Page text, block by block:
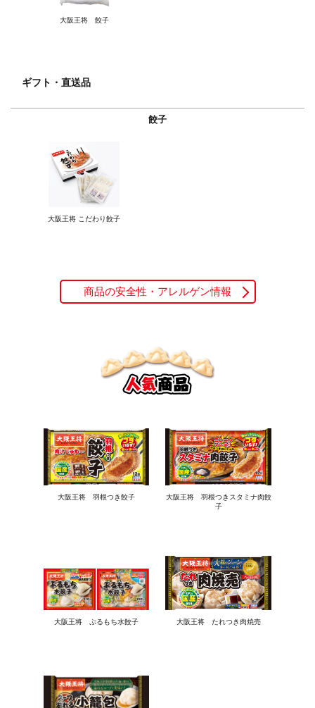
大阪王将 餃子
ギフト・直送品
餃子
大阪王将 こだわり餃子
商品の安全性・アレルゲン情報
大阪王将 羽根つき餃子
大阪王将 羽根つきスタミナ肉餃
子
大阪王将 ぷるもち水餃子 大阪王将 たれつき肉焼売